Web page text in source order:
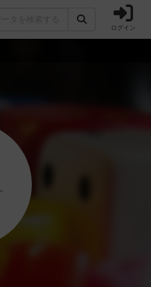
ログイン